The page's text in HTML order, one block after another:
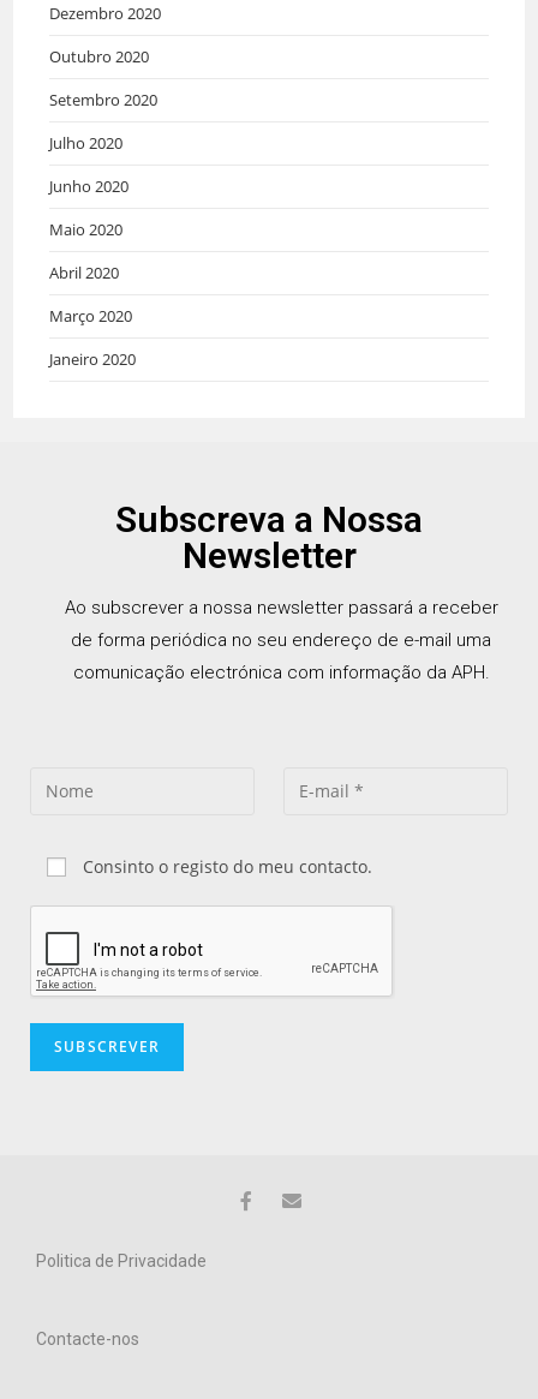
Dezembro 2020
Outubro 2020
Setembro 2020
Julho 2020
Junho 2020
Maio 2020
Abril 2020
Março 2020
Janeiro 2020
Subscreva a Nossa
Newsletter
Ao subscrever a nossa newsletter passará a receber
de forma periódica no seu endereço de e-mail uma
comunicação electrónica com informação da APH.
Consinto o registo do meu contacto.
Politica de Privacidade
Contacte-nos